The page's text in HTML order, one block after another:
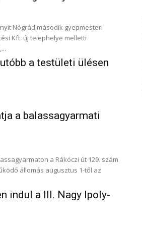
Nógrád második gyepmesteri
a testületi ülésen
a balassagyarmati
a Rákóczi út 129. szám
állomás augusztus 1-től az
indul a III. Nagy Ipoly-